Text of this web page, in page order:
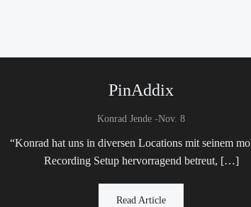
PinAddix
Konrad Jende -Nov. 8
“Konrad hat uns in diversen Locations mit seinem
Recording Setup hervorragend betreut, […]
Read Article